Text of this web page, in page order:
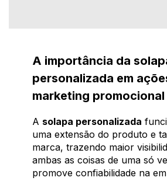
A importância da
personalizada em
marketing promocional
A solapa personalizada
uma extensão do produto e
marca, trazendo maior
ambas as coisas de uma só
promove confiabilidade na